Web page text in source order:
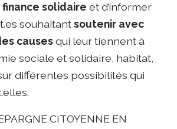
solidaire et d’informer
souhaitantsoutenir avec
causesqui leur tiennent à
sociale et solidaire, habitat,
différentes possibilités qui
CITOYENNE EN